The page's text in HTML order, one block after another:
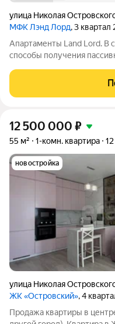
улица Николая
МФК Лэнд Лорд, 3 квартал
Апартаменты Land Lord.
способы получения
доходных инвестиций
коммерческая
12 500 000 ₽
55 м² 1-комн. квартира 12
новостройка
улица Николая
ЖК «Островский», 4
Продажа квартиры в центре СРОЧНО (в связи с